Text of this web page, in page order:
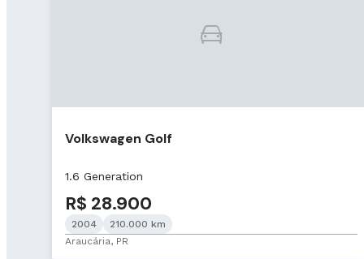
Volkswagen Golf
1.6 Generation
R$ 28.900
2004
210.000 km
Araucária, PR